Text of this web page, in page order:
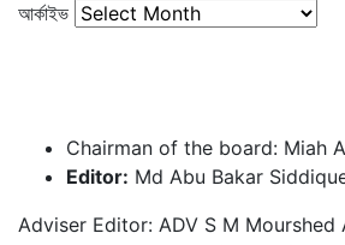
আর্কাইভ
Chairman of the board: Miah
Editor: Md Abu Bakar
Adviser Editor: ADV S M Mourshed